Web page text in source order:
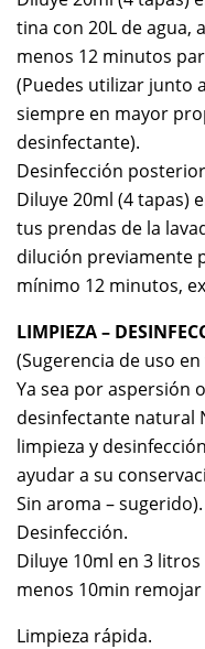
tina con 20L de agua,
menos 12 minutos
(Puedes utilizar junto
siempre en mayor
desinfectante).
Desinfección
Diluye 20ml (4 tapas)
tus prendas de la
dilución previamente
mínimo 12 minutos,
LIMPIEZA –
(Sugerencia de uso
Ya sea por aspersión
desinfectante natural
limpieza y
ayudar a su
Sin aroma – sugerido).
Desinfección.
Diluye 10ml en 3
menos 10min
Limpieza rápida.